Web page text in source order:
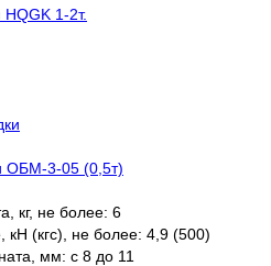
1-2т.
ОБМ-3-05 (0,5т)
кг, не более: 6
кН (кгс), не более: 4,9 (500)
мм: с 8 до 11